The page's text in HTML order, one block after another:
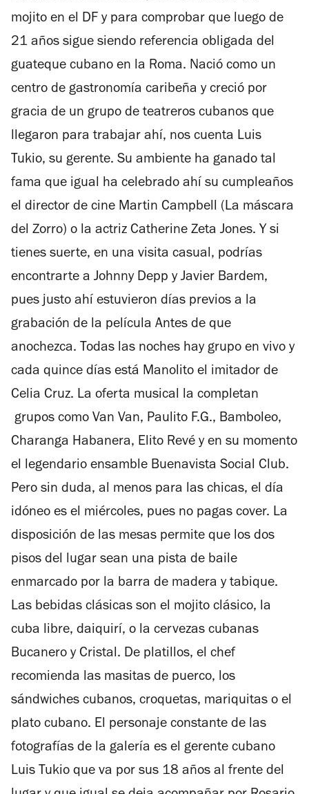
mojito en el DF y para comprobar que luego de
21 años sigue siendo referencia obligada del
guateque cubano en la Roma. Nació como un
centro de gastronomía caribeña y creció por
gracia de un grupo de teatreros cubanos que
llegaron para trabajar ahí, nos cuenta Luis
Tukio, su gerente. Su ambiente ha ganado tal
fama que igual ha celebrado ahí su cumpleaños
el director de cine Martin Campbell (La máscara
del Zorro) o la actriz Catherine Zeta Jones. Y si
tienes suerte, en una visita casual, podrías
encontrarte a Johnny Depp y Javier Bardem,
pues justo ahí estuvieron días previos a la
grabación de la película Antes de que
anochezca. Todas las noches hay grupo en vivo y
cada quince días está Manolito el imitador de
Celia Cruz. La oferta musical la completan
grupos como Van Van, Paulito F.G., Bamboleo,
Charanga Habanera, Elito Revé y en su momento
el legendario ensamble Buenavista Social Club.
Pero sin duda, al menos para las chicas, el día
idóneo es el miércoles, pues no pagas cover. La
disposición de las mesas permite que los dos
pisos del lugar sean una pista de baile
enmarcado por la barra de madera y tabique.
Las bebidas clásicas son el mojito clásico, la
cuba libre, daiquirí, o la cervezas cubanas
Bucanero y Cristal. De platillos, el chef
recomienda las masitas de puerco, los
sándwiches cubanos, croquetas, mariquitas o el
plato cubano. El personaje constante de las
fotografías de la galería es el gerente cubano
Luis Tukio que va por sus 18 años al frente del